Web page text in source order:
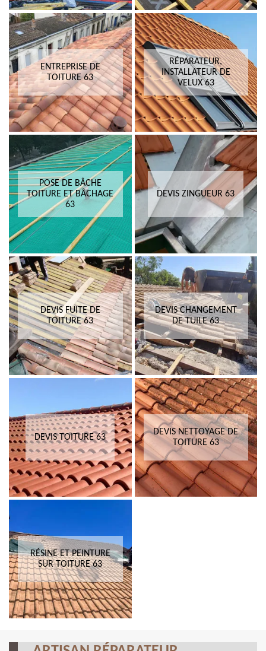
ENTREPRISE DE
TOITURE 63
RÉPARATEUR,
INSTALLATEUR DE
VELUX 63
POSE DE BÂCHE
TOITURE ET BÂCHAGE
63
DEVIS ZINGUEUR 63
DEVIS FUITE DE
TOITURE 63
DEVIS CHANGEMENT
DE TUILE 63
DEVIS TOITURE 63
DEVIS NETTOYAGE DE
TOITURE 63
RÉSINE ET PEINTURE
SUR TOITURE 63